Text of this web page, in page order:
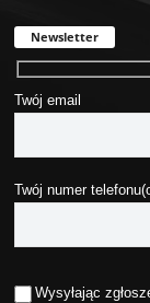
Newsletter
Twój email
Twój numer
Wysyłając